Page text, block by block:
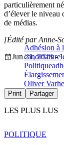
particulièrement
d’élever le niveau
de médias.
Adhésion à
candidature
[Édité par Anne-
Jun 21, 2023 -
Politique
Oliver
Print Partager
LES PLUS LUS
POLITIQUE